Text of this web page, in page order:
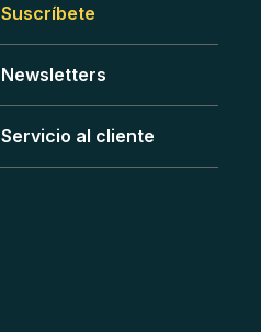
Suscríbete
Newsletters
Servicio al cliente